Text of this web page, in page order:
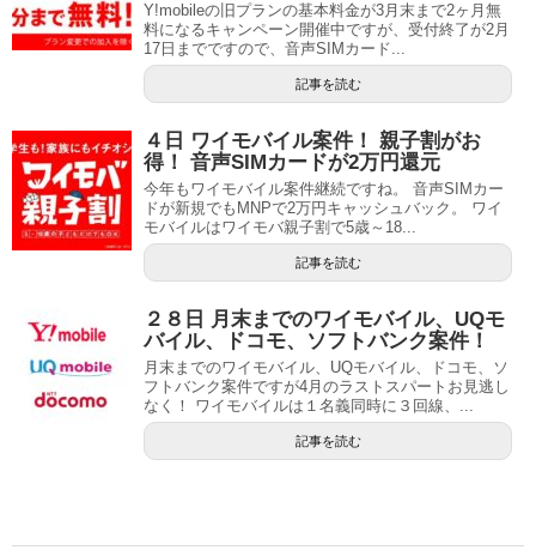
Y!mobileの旧プランの基本料金が3月末まで2ヶ月無
料になるキャンペーン開催中ですが、受付終了が2月
17日までですので、音声SIMカード...
記事を読む
４日 ワイモバイル案件！ 親子割がお
得！ 音声SIMカードが2万円還元
今年もワイモバイル案件継続ですね。 音声SIMカー
ドが新規でもMNPで2万円キャッシュバック。 ワイ
モバイルはワイモバ親子割で5歳～18...
記事を読む
２８日 月末までのワイモバイル、UQモ
バイル、ドコモ、ソフトバンク案件！
月末までのワイモバイル、UQモバイル、ドコモ、ソ
フトバンク案件ですが4月のラストスパートお見逃し
なく！ ワイモバイルは１名義同時に３回線、...
記事を読む